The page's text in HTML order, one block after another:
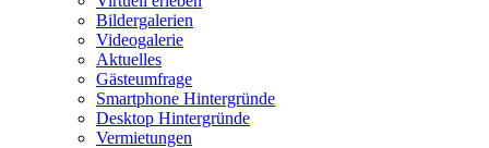
Bildergalerien
Videogalerie
Aktuelles
Gästeumfrage
Smartphone Hintergründe
Desktop Hintergründe
Vermietungen